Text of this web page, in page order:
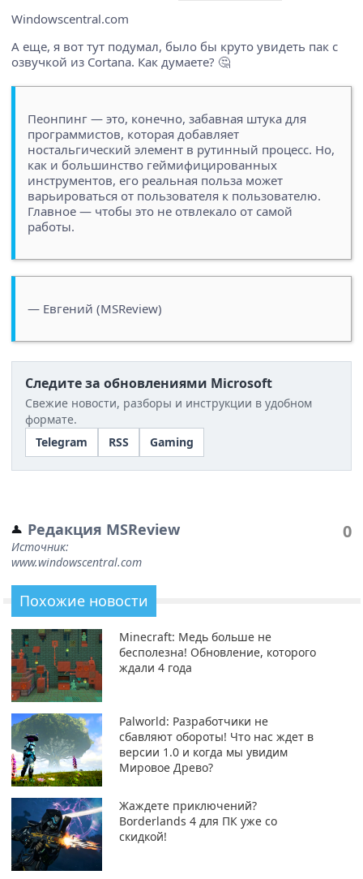
Windowscentral.com
А еще, я вот тут подумал, было бы круто увидеть пак с
озвучкой из Cortana. Как думаете? 🤔
Пеонпинг — это, конечно, забавная штука для
программистов, которая добавляет
ностальгический элемент в рутинный процесс. Но,
как и большинство геймифицированных
инструментов, его реальная польза может
варьироваться от пользователя к пользователю.
Главное — чтобы это не отвлекало от самой
работы.
— Евгений (MSReview)
Следите за обновлениями Microsoft
Свежие новости, разборы и инструкции в удобном
формате.
Telegram
RSS Gaming
Редакция MSReview
Источник:
www.windowscentral.com
0
Похожие новости
Minecraft: Медь больше не
бесполезна! Обновление, которого
ждали 4 года
Palworld: Разработчики не
сбавляют обороты! Что нас ждет в
версии 1.0 и когда мы увидим
Мировое Древо?
Жаждете приключений?
Borderlands 4 для ПК уже со
скидкой!